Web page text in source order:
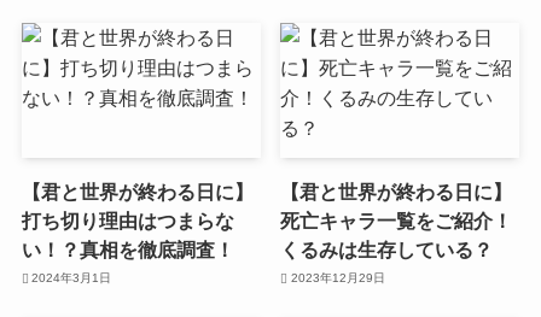
【君と世界が終わる日に】
打ち切り理由はつまらな
い！？真相を徹底調査！
2024年3月1日
【君と世界が終わる日に】
死亡キャラ一覧をご紹介！
くるみは生存している？
2023年12月29日